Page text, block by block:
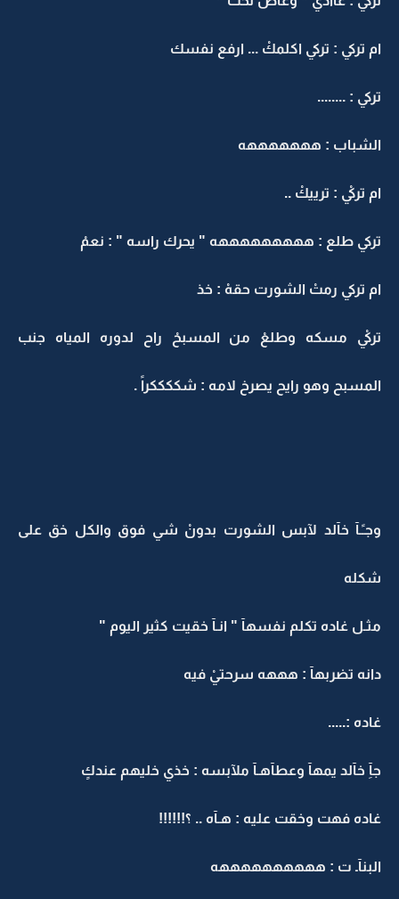
ام تركي : تركي اكلمكْ ... ارفع نفسك
تركي : ........
الشباب : هههههههه
ام تركيْ : ترييكْ ..
تركي طلع : هههههههههه " يحرك راسه " : نعمْ
ام تركي رمتْ الشورت حقهْ : خذ
تركيْ مسكه وطلعْ من المسبحْ راح لدوره المياه جنب
المسبح وهو رايح يصرخ لامه : شككككراً .
وجـًـآ خآلد لآبس الشورت بدونْ شي فوق والكل خق على
شكله
مثـل غاده تكلم نفسهآ " انـآ خقيت كثير اليوم "
دانه تضربهآ : هههه سرحتيْ فيه
غاده :.....
جآِ خآلد يمهآ وعطآهـآ ملآبسه : خذي خليهم عندكٍ
غاده فهت وخقت عليه : هـآه .. ؟!!!!!!
البنآـ ت : ههههههههههه